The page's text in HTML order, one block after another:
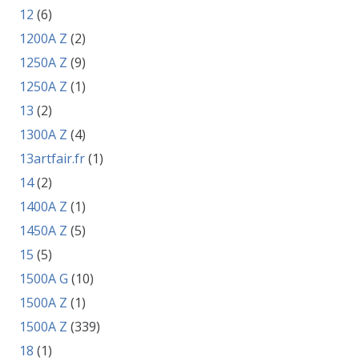
12 (6)
1200A Z (2)
1250A Z (9)
1250A Z (1)
13 (2)
1300A Z (4)
13artfair.fr(1)
14(2)
1400A Z (1)
1450A Z (5)
15 (5)
1500A G (10)
1500A Z (1)
1500A Z (339)
18 (1)